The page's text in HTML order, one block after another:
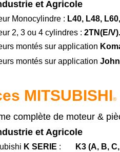
et Agricole
Monocylindre : L40, L48,
2, 3 ou 4 cylindres : 2TN(E/
montés sur application
montés sur application
complète de moteur &
et Agricole
K SERIE : K3 (A, B,
MITSUBISHI®